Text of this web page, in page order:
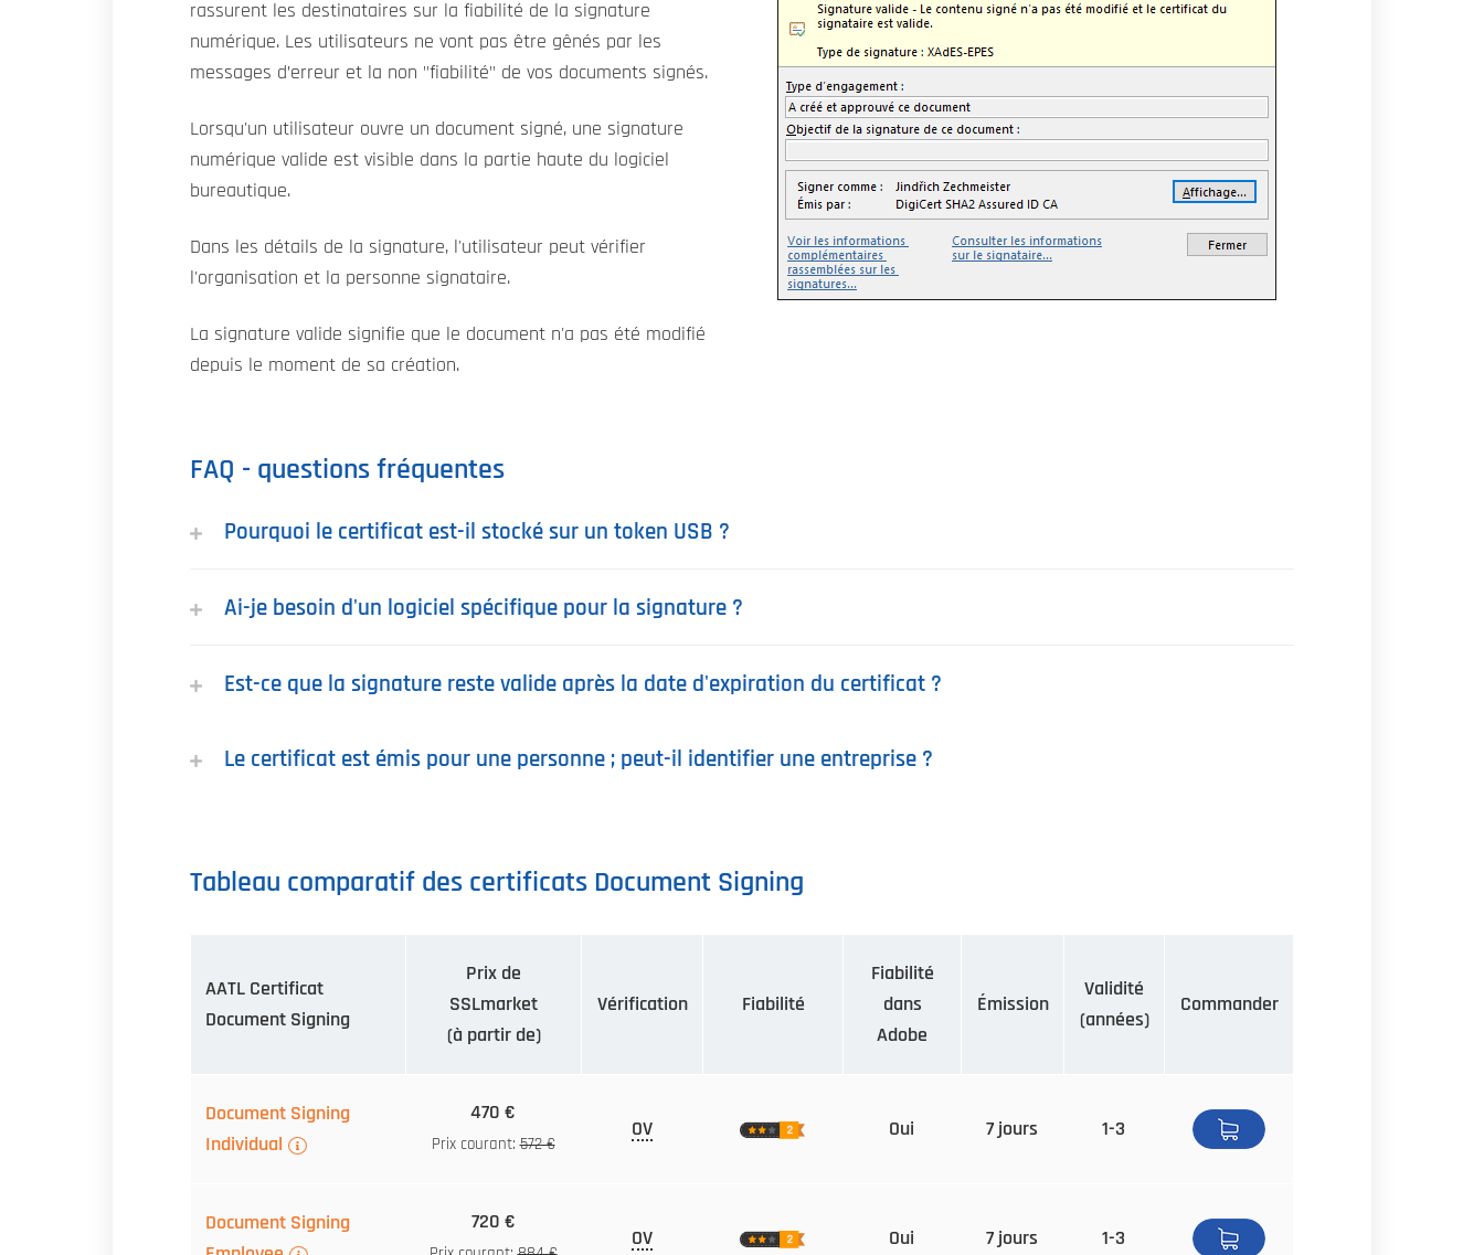
rassurent les destinataires sur la fiabilité de la signature
numérique. Les utilisateurs ne vont pas être gênés par les
messages d’erreur et la non "fiabilité" de vos documents signés.
Lorsqu'un utilisateur ouvre un document signé, une signature
numérique valide est visible dans la partie haute du logiciel
bureautique.
Dans les détails de la signature, l'utilisateur peut vérifier
l'organisation et la personne signataire.
La signature valide signifie que le document n'a pas été modifié
depuis le moment de sa création.
FAQ - questions fréquentes
Pourquoi le certificat est-il stocké sur un token USB ?
Ai-je besoin d'un logiciel spécifique pour la signature ?
Est-ce que la signature reste valide après la date d'expiration du certificat ?
Le certificat est émis pour une personne ; peut-il identifier une entreprise ?
Tableau comparatif des certificats Document Signing
AATL Certificat
Document Signing
Prix de
SSLmarket
(à partir de)
Vérification Fiabilité
Fiabilité
dans
Adobe
Émission
Validité
(années)
Commander
Document Signing
Individual
470 €
Prix courant:572 €
OV Oui 7 jours 1-3
Document Signing
720 €
OV Oui 7 jours 1-3